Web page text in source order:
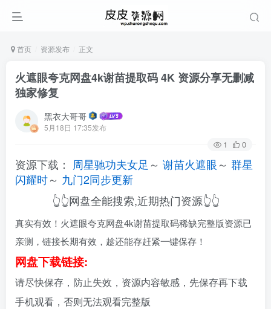
首页 资源发布 正文
火遮眼夸克网盘4k谢苗提取码 4K 资源分享无删减
独家修复
黑衣大哥哥
5月18日 17:35发布
1 0
资源下载： 周星驰功夫女足 ～ 谢苗火遮眼～ 群星
闪耀时～ 九门2同步更新
👆👆网盘全能搜索,近期热门资源👆👆
真实有效！火遮眼夸克网盘4k谢苗提取码稀缺完整版资源已
亲测，链接长期有效，趁还能存赶紧一键保存！
网盘下载链接:
请尽快保存，防止失效，资源内容敏感，先保存再下载
手机观看，否则无法观看完整版